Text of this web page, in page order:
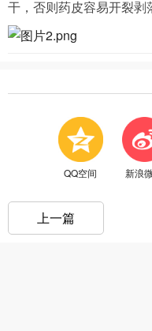
干，否则药皮容易开裂剥
QQ空间 新浪
上一篇